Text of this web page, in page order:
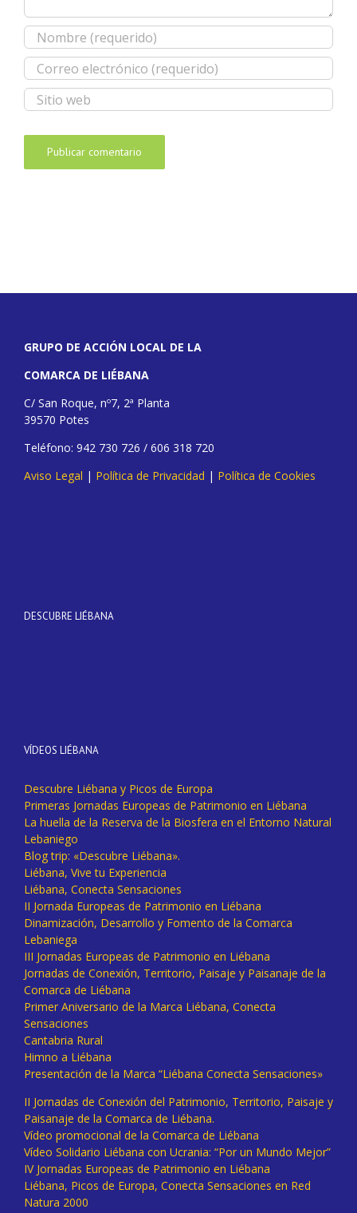
GRUPO DE ACCIÓN LOCAL DE LA
COMARCA DE LIÉBANA
C/ San Roque, nº7, 2ª Planta
39570 Potes
Teléfono: 942 730 726 / 606 318 720
Aviso Legal | Política de Privacidad | Política de Cookies
DESCUBRE LIÉBANA
VÍDEOS LIÉBANA
Descubre Liébana y Picos de Europa
Primeras Jornadas Europeas de Patrimonio en Liébana
La huella de la Reserva de la Biosfera en el Entorno Natural
Lebaniego
Blog trip: «Descubre Liébana».
Liébana, Vive tu Experiencia
Liébana, Conecta Sensaciones
II Jornada Europeas de Patrimonio en Liébana
Dinamización, Desarrollo y Fomento de la Comarca
Lebaniega
III Jornadas Europeas de Patrimonio en Liébana
Jornadas de Conexión, Territorio, Paisaje y Paisanaje de la
Comarca de Liébana
Primer Aniversario de la Marca Liébana, Conecta
Sensaciones
Cantabria Rural
Himno a Liébana
Presentación de la Marca “Liébana Conecta Sensaciones»
II Jornadas de Conexión del Patrimonio, Territorio, Paisaje y
Paisanaje de la Comarca de Liébana.
Vídeo promocional de la Comarca de Liébana
Vídeo Solidario Liébana con Ucrania: “Por un Mundo Mejor”
IV Jornadas Europeas de Patrimonio en Liébana
Liébana, Picos de Europa, Conecta Sensaciones en Red
Natura 2000